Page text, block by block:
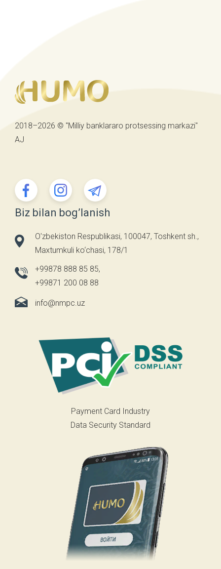
2018–2026 © "Milliy banklararo protsessing markazi"
AJ
Biz bilan bog’lanish
O'zbekiston Respublikasi, 100047, Toshkent sh.,
Maxtumkuli ko‘chasi, 178/1
+99878 888 85 85,
+99871 200 08 88
info@nmpc.uz
Payment Card Industry
Data Security Standard